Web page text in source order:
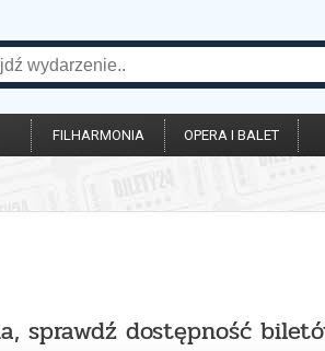
FILHARMONIA OPERA I BALET
sprawdź dostępność